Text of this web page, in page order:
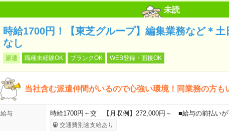
未読
時給1700円！【東芝グループ】編集業務など＊
なし
派遣 職種未経験OK ブランクOK WEB登録・面接OK
当社含む派遣仲間がいるので心強い環境！同業務の方も
給与 時給1700円＋交 【月収例】272,000円～ ■給与の前払いが
交通費別途支給あり